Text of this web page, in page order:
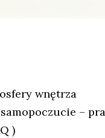
wnętrza
–
)